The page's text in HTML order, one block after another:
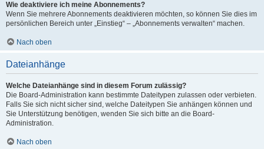
Wie deaktiviere ich meine Abonnements?
Wenn Sie mehrere Abonnements deaktivieren möchten, so können Sie dies im
persönlichen Bereich unter „Einstieg“ – „Abonnements verwalten“ machen.
Nach oben
Dateianhänge
Welche Dateianhänge sind in diesem Forum zulässig?
Die Board-Administration kann bestimmte Dateitypen zulassen oder verbieten.
Falls Sie sich nicht sicher sind, welche Dateitypen Sie anhängen können und
Sie Unterstützung benötigen, wenden Sie sich bitte an die Board-
Administration.
Nach oben